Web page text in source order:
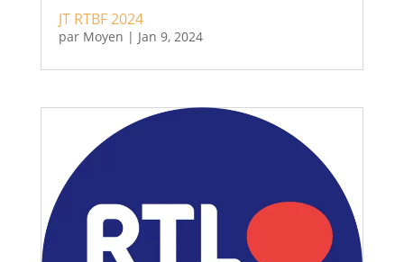
JT RTBF 2024
par Moyen | Jan 9, 2024